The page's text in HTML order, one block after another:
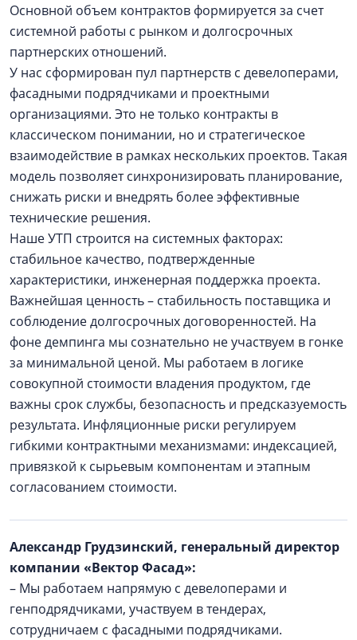
Основной объем контрактов формируется за счет
системной работы с рынком и долгосрочных
партнерских отношений.
У нас сформирован пул партнерств с девелоперами,
фасадными подрядчиками и проектными
организациями. Это не только контракты в
классическом понимании, но и стратегическое
взаимодействие в рамках нескольких проектов. Такая
модель позволяет синхронизировать планирование,
снижать риски и внедрять более эффективные
технические решения.
Наше УТП строится на системных факторах:
стабильное качество, подтвержденные
характеристики, инженерная поддержка проекта.
Важнейшая ценность – стабильность поставщика и
соблюдение долгосрочных договоренностей. На
фоне демпинга мы сознательно не участвуем в гонке
за минимальной ценой. Мы работаем в логике
совокупной стоимости владения продуктом, где
важны срок службы, безопасность и предсказуемость
результата. Инфляционные риски регулируем
гибкими контрактными механизмами: индексацией,
привязкой к сырьевым компонентам и этапным
согласованием стоимости.
Александр Грудзинский, генеральный директор
компании «Вектор Фасад»:
– Мы работаем напрямую с девелоперами и
генподрядчиками, участвуем в тендерах,
сотрудничаем с фасадными подрядчиками.